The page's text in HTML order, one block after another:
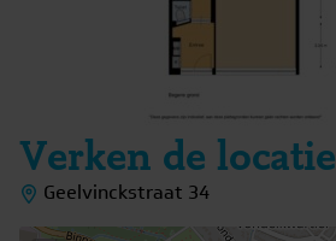
Verken de locatie
Geelvinckstraat 34